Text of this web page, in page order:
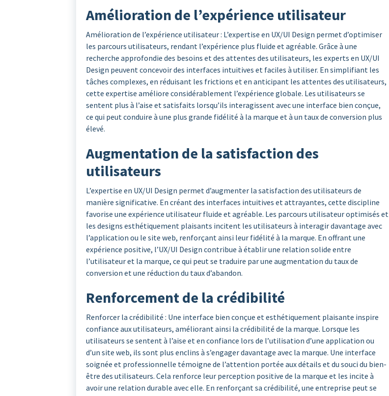
Amélioration de l’expérience utilisateur
Amélioration de l’expérience utilisateur : L’expertise en UX/UI Design permet d’optimiser
les parcours utilisateurs, rendant l’expérience plus fluide et agréable. Grâce à une
recherche approfondie des besoins et des attentes des utilisateurs, les experts en UX/UI
Design peuvent concevoir des interfaces intuitives et faciles à utiliser. En simplifiant les
tâches complexes, en réduisant les frictions et en anticipant les attentes des utilisateurs,
cette expertise améliore considérablement l’expérience globale. Les utilisateurs se
sentent plus à l’aise et satisfaits lorsqu’ils interagissent avec une interface bien conçue,
ce qui peut conduire à une plus grande fidélité à la marque et à un taux de conversion plus
élevé.
Augmentation de la satisfaction des
utilisateurs
L’expertise en UX/UI Design permet d’augmenter la satisfaction des utilisateurs de
manière significative. En créant des interfaces intuitives et attrayantes, cette discipline
favorise une expérience utilisateur fluide et agréable. Les parcours utilisateur optimisés et
les designs esthétiquement plaisants incitent les utilisateurs à interagir davantage avec
l’application ou le site web, renforçant ainsi leur fidélité à la marque. En offrant une
expérience positive, l’UX/UI Design contribue à établir une relation solide entre
l’utilisateur et la marque, ce qui peut se traduire par une augmentation du taux de
conversion et une réduction du taux d’abandon.
Renforcement de la crédibilité
Renforcer la crédibilité : Une interface bien conçue et esthétiquement plaisante inspire
confiance aux utilisateurs, améliorant ainsi la crédibilité de la marque. Lorsque les
utilisateurs se sentent à l’aise et en confiance lors de l’utilisation d’une application ou
d’un site web, ils sont plus enclins à s’engager davantage avec la marque. Une interface
soignée et professionnelle témoigne de l’attention portée aux détails et du souci du bien-
être des utilisateurs. Cela renforce leur perception positive de la marque et les incite à
avoir une relation durable avec elle. En renforçant sa crédibilité, une entreprise peut se